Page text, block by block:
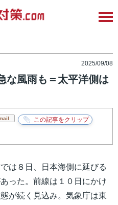
2025/09/08
な風雨も＝太平洋側は
は８日、日本海側に延びる
った。前線は１０日にかけ
が続く見込み。気象庁は東